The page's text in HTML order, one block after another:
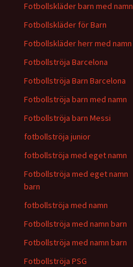
Fotbollskläder barn med namn
Fotbollskläder för Barn
Fotbollskläder herr med namn
Fotbollströja Barcelona
Fotbollströja Barn Barcelona
Fotbollströja barn med namn
Fotbollströja barn Messi
fotbollströja junior
fotbollströja med eget namn
Fotbollströja med eget namn
barn
fotbollströja med namn
Fotbollströja med namn barn
Fotbollströja med namn barn
Fotbollströja PSG